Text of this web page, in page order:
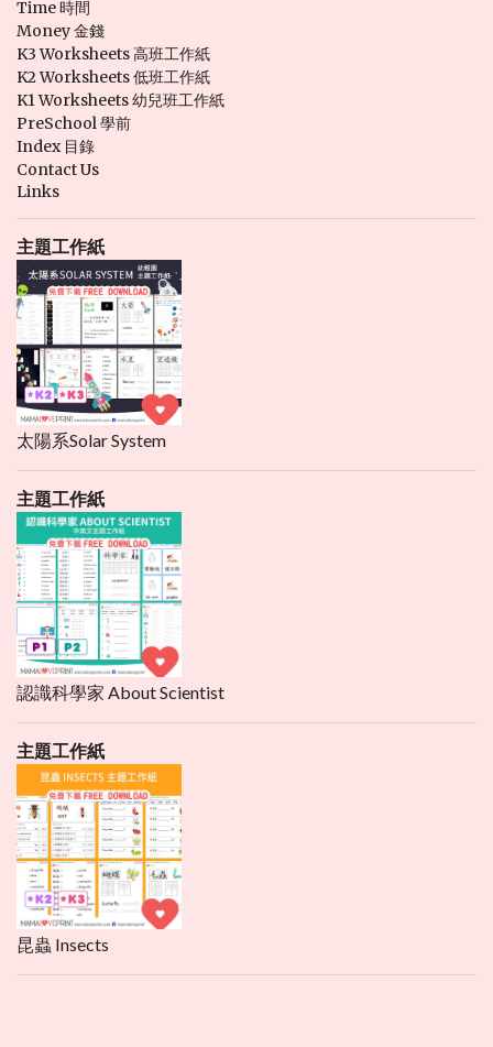
Time 時間
Money 金錢
K3 Worksheets 高班工作紙
K2 Worksheets 低班工作紙
K1 Worksheets 幼兒班工作紙
PreSchool 學前
Index 目錄
Contact Us
Links
主題工作紙
太陽系Solar System
主題工作紙
認識科學家 About Scientist
主題工作紙
昆蟲 Insects